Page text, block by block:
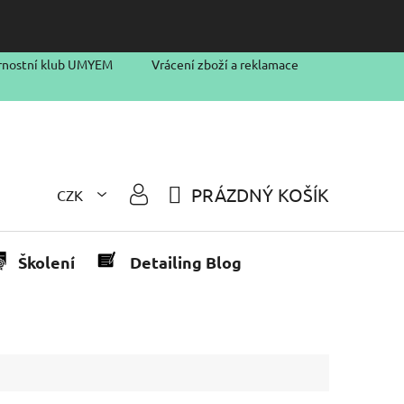
klub UMYEM
Vrácení zboží a reklamace
CZK
KOŠÍK
PRÁZDNÝ KOŠÍK
Školení Detailing Blog